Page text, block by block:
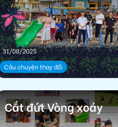
31/08/2025
Câu chuyện thay đổi
Cắt đứt Vòng xoáy